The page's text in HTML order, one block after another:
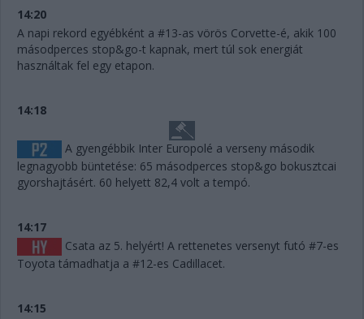
14:20
A napi rekord egyébként a #13-as vörös Corvette-é, akik 100
másodperces stop&go-t kapnak, mert túl sok energiát
használtak fel egy etapon.
14:18
A gyengébbik Inter Europolé a verseny második
legnagyobb büntetése: 65 másodperces stop&go bokusztcai
gyorshajtásért. 60 helyett 82,4 volt a tempó.
14:17
Csata az 5. helyért! A rettenetes versenyt futó #7-es
Toyota támadhatja a #12-es Cadillacet.
14:15